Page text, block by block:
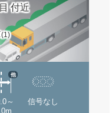
付近
(1)
～
他
信号なし